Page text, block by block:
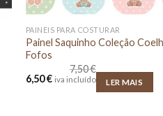
PAINEIS PARA COSTURAR
Painel Saquinho Coleção
Fofos
7,50€
O
preço
6,50€Oiva incluído LER MAIS